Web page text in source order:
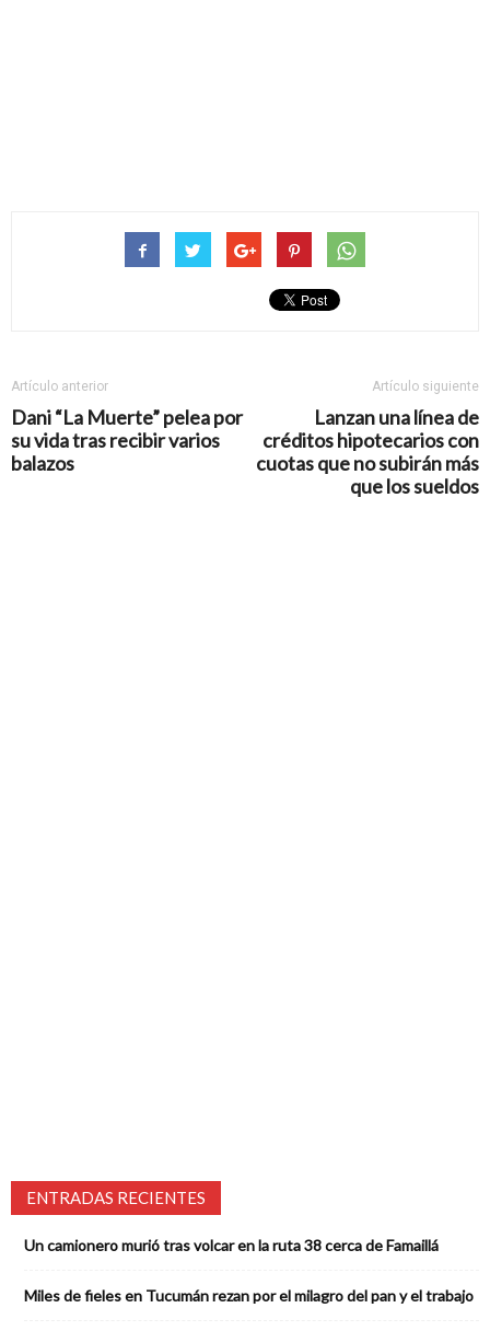
Artículo anterior
Dani “La Muerte” pelea por
su vida tras recibir varios
balazos
Artículo siguiente
Lanzan una línea de
créditos hipotecarios con
cuotas que no subirán más
que los sueldos
ENTRADAS RECIENTES
Un camionero murió tras volcar en la ruta 38 cerca de Famaillá
Miles de fieles en Tucumán rezan por el milagro del pan y el trabajo